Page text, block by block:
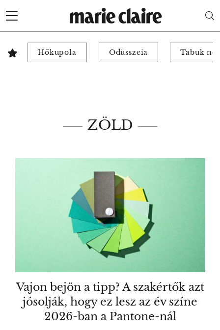
Hőkupola Odüsszeia Tabuk
ZÖLD
Vajon bejön a tipp? A szakértők azt
jósolják, hogy ez lesz az év színe
2026-ban a Pantone-nál